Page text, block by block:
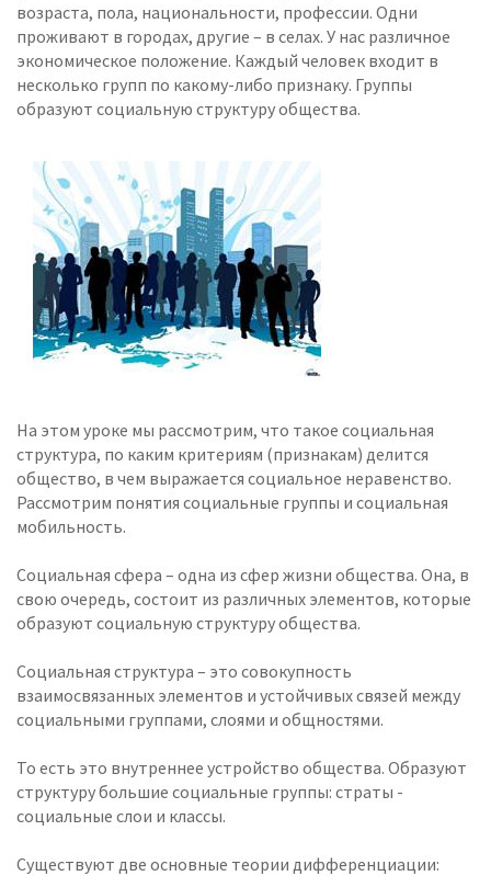
возраста, пола, национальности, профессии. Одни
проживают в городах, другие – в селах. У нас различное
экономическое положение. Каждый человек входит в
несколько групп по какому-либо признаку. Группы
образуют социальную структуру общества.
На этом уроке мы рассмотрим, что такое социальная
структура, по каким критериям (признакам) делится
общество, в чем выражается социальное неравенство.
Рассмотрим понятия социальные группы и социальная
мобильность.
Социальная сфера – одна из сфер жизни общества. Она, в
свою очередь, состоит из различных элементов, которые
образуют социальную структуру общества.
Социальная структура – это совокупность
взаимосвязанных элементов и устойчивых связей между
социальными группами, слоями и общностями.
То есть это внутреннее устройство общества. Образуют
структуру большие социальные группы: страты -
социальные слои и классы.
Существуют две основные теории дифференциации: